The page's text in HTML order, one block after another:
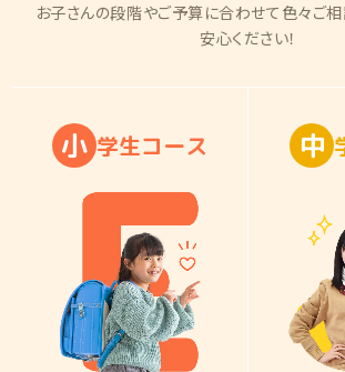
お子さんの段階やご予算に合わせて色々ご
安心ください！
小 学生コース 中